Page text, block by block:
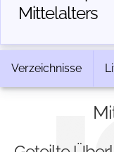
Mittelalters
Verzeichnisse